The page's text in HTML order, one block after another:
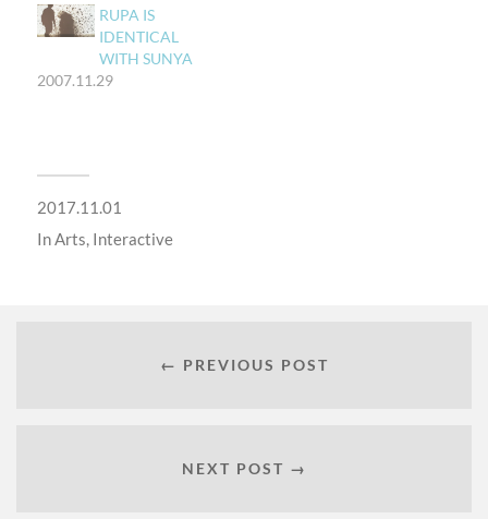
RUPA IS
IDENTICAL
WITH SUNYA
2007.11.29
2017.11.01
InArts, Interactive
← PREVIOUS POST
NEXT POST →